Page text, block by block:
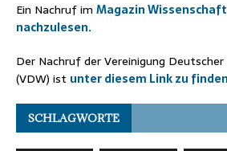
Ein Nachruf im Magazin
nachzulesen.
Der Nachruf der Vereinigung
(VDW) ist unter diesem Link zu
SCHLAGWORTE